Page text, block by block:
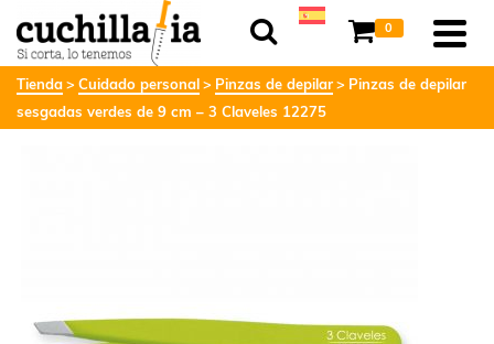
0
Tienda Cuidado personal Pinzas de depilar
Pinzas de depilar
sesgadas verdes de 9 cm – 3 Claveles 12275